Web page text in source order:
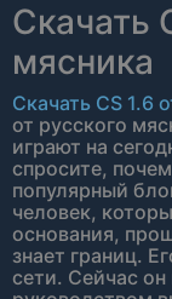
Скачать
мясника
Скачать CS 1.6
от русского
играют на
спросите,
популярный
человек,
основания,
знает границ.
сети. Сейчас он